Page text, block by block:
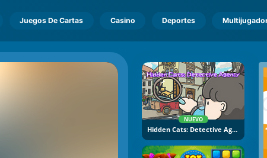
Juegos De Cartas Casino Deportes
NUEVO
Hidden Cats: Detective Agency